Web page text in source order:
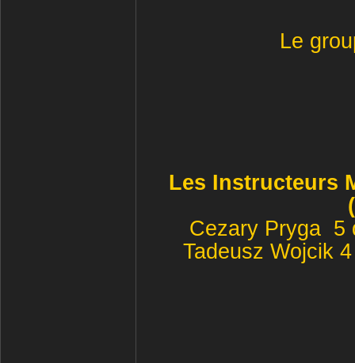
Le
Les Instructeurs
Cezary Pryga 5
Tadeusz Wojcik